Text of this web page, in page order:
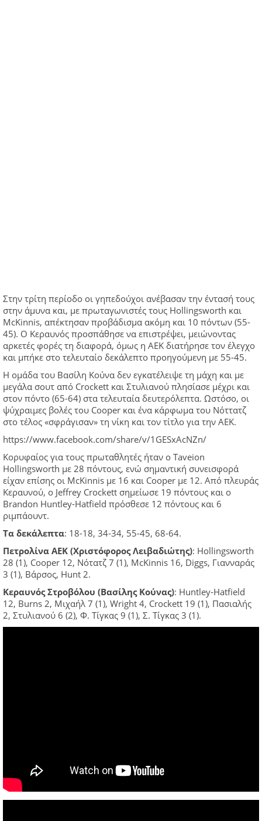
Στην τρίτη περίοδο οι γηπεδούχοι ανέβασαν την έντασή τους
στην άμυνα και, με πρωταγωνιστές τους Hollingsworth και
McKinnis, απέκτησαν προβάδισμα ακόμη και 10 πόντων (55-
45). Ο Κεραυνός προσπάθησε να επιστρέψει, μειώνοντας
αρκετές φορές τη διαφορά, όμως η ΑΕΚ διατήρησε τον έλεγχο
και μπήκε στο τελευταίο δεκάλεπτο προηγούμενη με 55-45.
Η ομάδα του Βασίλη Κούνα δεν εγκατέλειψε τη μάχη και με
μεγάλα σουτ από Crockett και Στυλιανού πλησίασε μέχρι και
στον πόντο (65-64) στα τελευταία δευτερόλεπτα. Ωστόσο, οι
ψύχραιμες βολές του Cooper και ένα κάρφωμα του Νόττατζ
στο τέλος «σφράγισαν» τη νίκη και τον τίτλο για την ΑΕΚ.
https://www.facebook.com/share/v/1GESxAcNZn/
Κορυφαίος για τους πρωταθλητές ήταν ο Taveion
Hollingsworth με 28 πόντους, ενώ σημαντική συνεισφορά
είχαν επίσης οι McKinnis με 16 και Cooper με 12. Από πλευράς
Κεραυνού, ο Jeffrey Crockett σημείωσε 19 πόντους και ο
Brandon Huntley-Hatfield πρόσθεσε 12 πόντους και 6
ριμπάουντ.
Τα δεκάλεπτα: 18-18, 34-34, 55-45, 68-64.
Πετρολίνα ΑΕΚ (Χριστόφορος Λειβαδιώτης): Hollingsworth
28 (1), Cooper 12, Νότατζ 7 (1), McKinnis 16, Diggs, Γιανναράς
3 (1), Βάρσος, Hunt 2.
Κεραυνός Στροβόλου (Βασίλης Κούνας): Huntley-Hatfield
12, Burns 2, Μιχαήλ 7 (1), Wright 4, Crockett 19 (1), Πασιαλής
2, Στυλιανού 6 (2), Φ. Τίγκας 9 (1), Σ. Τίγκας 3 (1).